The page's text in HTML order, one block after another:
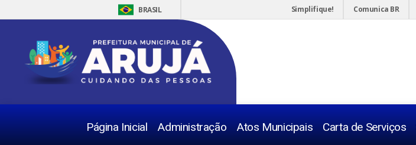
BRASIL Simplifique! Comunica BR
Página Inicial Administração Atos Municipais Carta de Serviços